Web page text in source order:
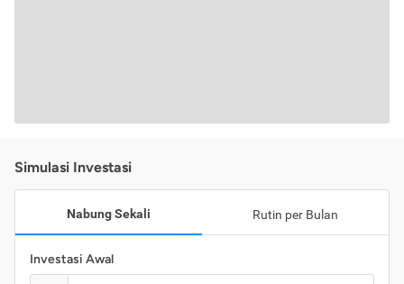
Simulasi Investasi
Nabung Sekali Rutin per Bulan
Investasi Awal